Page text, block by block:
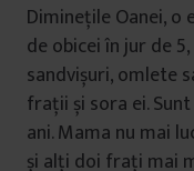
Diminețile Oanei, o
de obicei în jur de
sandvișuri, omlete
frații și sora ei.
ani. Mama nu mai
și alți doi frați mai